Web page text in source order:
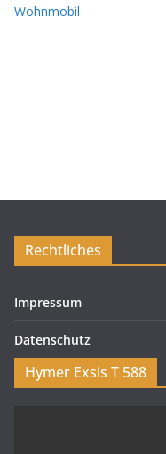
Wohnmobil
Rechtliches
Impressum
Datenschutz
Hymer Exsis T 588